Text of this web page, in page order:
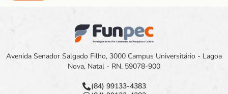
Avenida Senador Salgado Filho, 3000 Campus Universitário - Lagoa
Nova, Natal - RN, 59078-900
(84) 99133-4383